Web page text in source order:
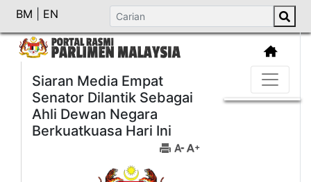
BM EN
Siaran Media Empat
Senator Dilantik Sebagai
Ahli Dewan Negara
Berkuatkuasa Hari Ini